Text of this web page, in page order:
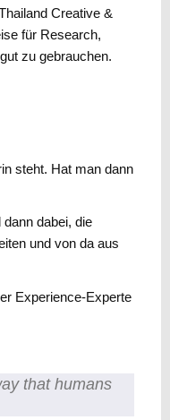
Creative &
für Research,
zu gebrauchen.
steht. Hat man dann
dabei, die
und von da aus
Experience-Experte
that humans